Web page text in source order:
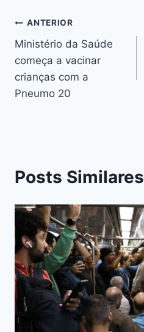
ANTERIOR
Ministério da Saúde
começa a vacinar
crianças com a
Pneumo 20
Posts Similares